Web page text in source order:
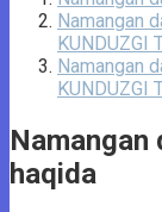
Namangan
KUNDUZGI
Namangan
KUNDUZGI
haqida